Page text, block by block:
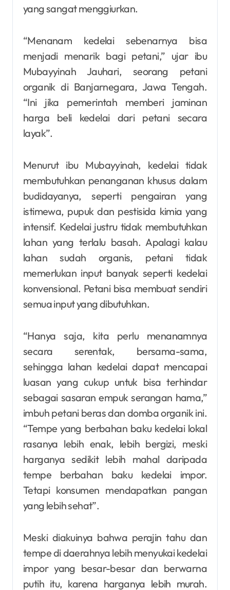
yang sangat menggiurkan.
“Menanam kedelai sebenarnya bisa
menjadi menarik bagi petani,” ujar ibu
Mubayyinah Jauhari, seorang petani
organik di Banjarnegara, Jawa Tengah.
“Ini jika pemerintah memberi jaminan
harga beli kedelai dari petani secara
layak”.
Menurut ibu Mubayyinah, kedelai tidak
membutuhkan penanganan khusus dalam
budidayanya, seperti pengairan yang
istimewa, pupuk dan pestisida kimia yang
intensif. Kedelai justru tidak membutuhkan
lahan yang terlalu basah. Apalagi kalau
lahan sudah organis, petani tidak
memerlukan input banyak seperti kedelai
konvensional. Petani bisa membuat sendiri
semua input yang dibutuhkan.
“Hanya saja, kita perlu menanamnya
secara serentak, bersama-sama,
sehingga lahan kedelai dapat mencapai
luasan yang cukup untuk bisa terhindar
sebagai sasaran empuk serangan hama,”
imbuh petani beras dan domba organik ini.
“Tempe yang berbahan baku kedelai lokal
rasanya lebih enak, lebih bergizi, meski
harganya sedikit lebih mahal daripada
tempe berbahan baku kedelai impor.
Tetapi konsumen mendapatkan pangan
yang lebih sehat”.
Meski diakuinya bahwa perajin tahu dan
tempe di daerahnya lebih menyukai kedelai
impor yang besar-besar dan berwarna
putih itu, karena harganya lebih murah.